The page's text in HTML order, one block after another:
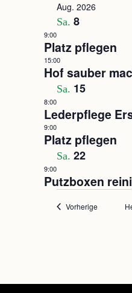
auswählen.
Aug. 2026
Sa. 8
9:00
Platz pflegen
15:00
Hof sauber
Sa. 15
8:00
Lederpflege
9:00
Platz pflegen
Sa. 22
9:00
Putzboxen
Vorherige